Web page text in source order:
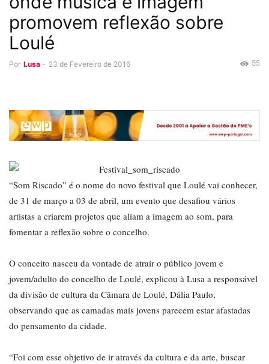
promovem reflexão sobre
Loulé
Por Lusa - 23 de Fevereiro de 2016 55
“Som Riscado” é o nome do novo festival que Loulé vai conhecer,
de 31 de março a 03 de abril, um evento que desafiou vários
artistas a criarem projetos que aliam a imagem ao som, para
fomentar a reflexão sobre o concelho.
O conceito nasceu da vontade de atrair o público jovem e
jovem/adulto do concelho de Loulé, explicou à Lusa a responsável
da divisão de cultura da Câmara de Loulé, Dália Paulo,
observando que as camadas mais jovens parecem estar afastadas
do pensamento da cidade.
“Foi com esse objetivo de ir através da cultura e da arte, buscar